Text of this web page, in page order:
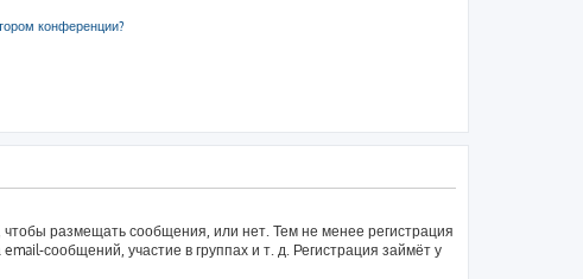
конференции?
размещать сообщения, или нет. Тем не менее регистрация
сообщений, участие в группах и т. д. Регистрация займёт у